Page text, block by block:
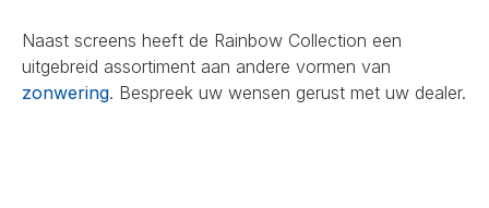
Naast screens heeft de Rainbow Collection een
uitgebreid assortiment aan andere vormen van
zonwering. Bespreek uw wensen gerust met uw dealer.